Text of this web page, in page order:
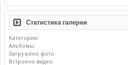
Статистика галереи
Категории:
Альбомы:
Загружено фото:
Встроено видео: